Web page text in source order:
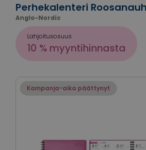
Perhekalenteri
Anglo-Nordic
Lahjoitusosuus
10 % myyntihinnasta
Kampanja-aika päättynyt